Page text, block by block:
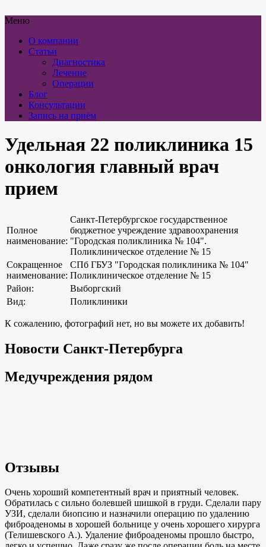
Меню
О компании
Статьи
Диагностика
Лечение
Операции
Блог
Консультации
Запись на приём
Удельная 22 поликлиника 15
онкология главный врач
прием
Полное
наименование:
Санкт-Петербургское государственное
бюджетное учреждение здравоохранения
"Городская поликлиника № 104".
Поликлиническое отделение № 15
Сокращенное
наименование:
СПб ГБУЗ "Городская поликлиника № 104"
Поликлиническое отделение № 15
Район:
Выборгский
Вид:
Поликлиники
К сожалению, фотографий нет, но вы можете их добавить!
Новости Санкт-Петербурга
Медучреждения рядом
Отзывы
Очень хороший компетентный врач и приятный человек.
Обратилась с сильно болевшей шишкой в груди. Сделали пару
УЗИ, сделали биопсию и назначили операцию по удалению
фиброаденомы в хорошей больнице у очень хорошего хирурга
(Телишевского А.). Удаление фиброаденомы прошло быстро,